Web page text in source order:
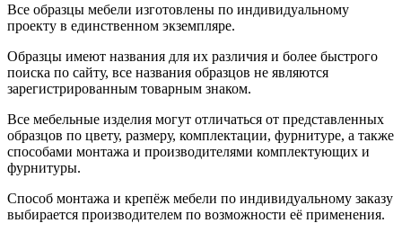
Все образцы мебели изготовлены по индивидуальному
проекту в единственном экземпляре.
Образцы имеют названия для их различия и более быстрого
поиска по сайту, все названия образцов не являются
зарегистрированным товарным знаком.
Все мебельные изделия могут отличаться от представленных
образцов по цвету, размеру, комплектации, фурнитуре, а также
способами монтажа и производителями комплектующих и
фурнитуры.
Способ монтажа и крепёж мебели по индивидуальному заказу
выбирается производителем по возможности её применения.